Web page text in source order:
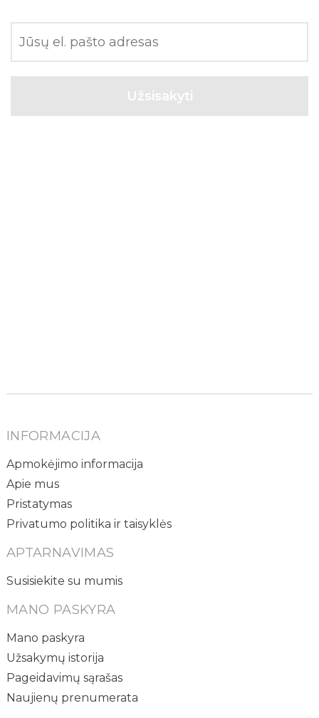
INFORMACIJA
Apmokėjimo informacija
Apie mus
Pristatymas
Privatumo politika ir taisyklės
APTARNAVIMAS
Susisiekite su mumis
MANO PASKYRA
Mano paskyra
Užsakymų istorija
Pageidavimų sąrašas
Naujienų prenumerata